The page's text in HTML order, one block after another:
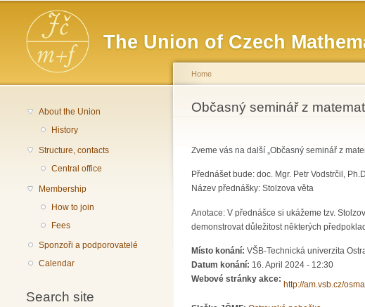
The Union of Czech
Main menu
About the Union
History
Structure, contacts
Central office
Membership
How to join
Fees
Sponzoři a podporovatelé
Calendar
Search site
You are here
Home
Občasný seminář z
Zveme vás na další „Občasný seminář z
Přednášet bude: doc. Mgr. Petr Vodstrčil,
Název přednášky: Stolzova věta
Anotace: V přednášce si ukážeme tzv.
demonstrovat důležitost některých
Místo konání: VŠB-Technická univerzita
Datum konání: 16. April 2024 - 12:30
Webové stránky akce:
http://am.vsb.cz/osma